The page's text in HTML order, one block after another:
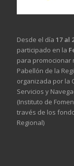
Desde el día 17 al
participado en la
para promocionar
Pabellón de la
organizada por la
Servicios y
(Instituto de
través de los
Regional)